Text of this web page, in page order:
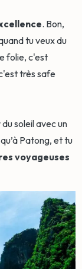
. Bon,
tu veux du
folie, c'est
très safe
soleil avec un
Patong, et tu
voyageuses